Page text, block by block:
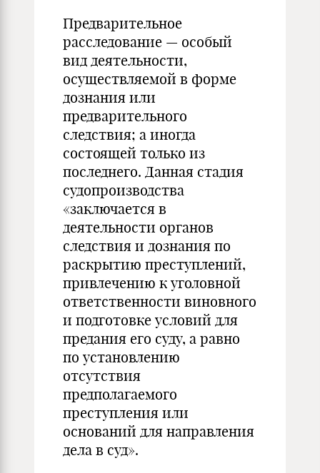
Предварительное
расследование — особый
вид деятельности,
осуществляемой в форме
дознания или
предварительного
следствия; а иногда
состоящей только из
последнего. Данная стадия
судопроизводства
«заключается в
деятельности органов
следствия и дознания по
раскрытию преступлений,
привлечению к уголовной
ответственности виновного
и подготовке условий для
предания его суду, а равно
по установлению
отсутствия
предполагаемого
преступления или
оснований для направления
дела в суд».